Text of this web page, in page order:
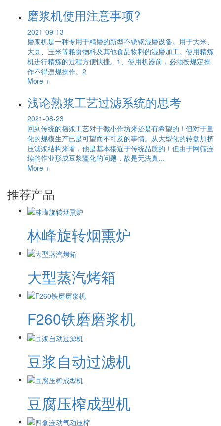
磨浆机使用注意事项?
2021-09-13
磨浆机是一种专用于精磨的新型不锈钢湿磨设备。用于大米、
大豆、玉米等粮食物料及其他食品物料的湿磨加工。使用精炼
机进行精炼的过程方便快捷。1、使用机器前，必须按规定操
作不得违规操作。2
More +
浅论熟浆工艺过滤系统的思考
2021-08-23
回到传统的摇浆工艺对于微小作坊来还是有希望的！但对于量
化的规模生产已是可望而不可及的事情。从大型化的转盘加挤
压滤浆结构来看，他是基本接近于传统品质的！但由于网筛连
续的作业形成豆浆疆化的问题，故是无法真...
More +
推荐产品
林峰旋转烟熏炉
大型蒸汽烤箱
F260铁磨磨浆机
豆浆自动过滤机
豆腐压榨成型机